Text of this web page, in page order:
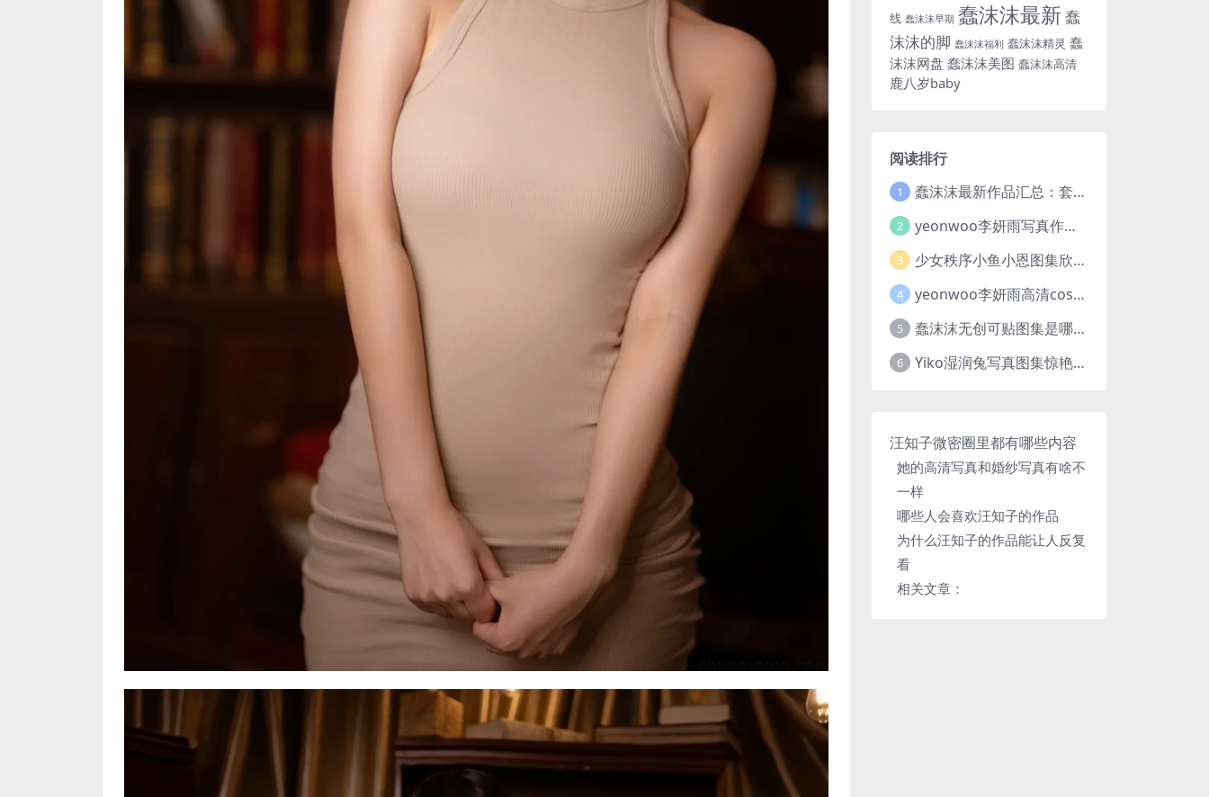
线 蠢沫沫早期 蠢沫沫最新 蠢
沫沫的脚 蠢沫沫福利 蠢沫沫精灵 蠢
沫沫网盘 蠢沫沫美图 蠢沫沫高清
鹿八岁baby
阅读排行
1 蠢沫沫最新作品汇总：套图及视频亮点满满，合集一次看够
2 yeonwoo李妍雨写真作品合集及胶卷素材分享，7套牛奶胶卷完整版高清图片
3 少女秩序小鱼小恩图集欣赏，一场穿越二次元与现实的视觉盛宴
4 yeonwoo李妍雨高清cosplay写真图集欣赏，这位女神太美了
5 蠢沫沫无创可贴图集是哪一期？创可贴战神蠢沫沫合集欣赏
6 Yiko湿润兔写真图集惊艳上线，cosplay网站必备作品推荐
汪知子微密圈里都有哪些内容
她的高清写真和婚纱写真有啥不
一样
哪些人会喜欢汪知子的作品
为什么汪知子的作品能让人反复
看
相关文章：